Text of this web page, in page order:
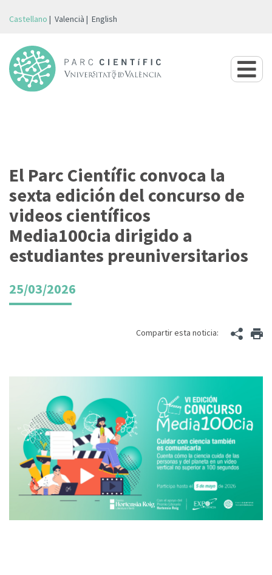
Castellano Valencià English
El Parc Científic convoca la
sexta edición del concurso de
videos científicos
Media100cia dirigido a
estudiantes preuniversitarios
25/03/2026
Compartir esta noticia: